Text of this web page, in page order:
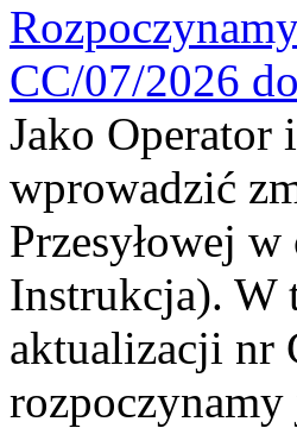
CC/07/2026
Jako
wprowadzić
Przesyłowej
Instrukcja). W
aktualizacji nr